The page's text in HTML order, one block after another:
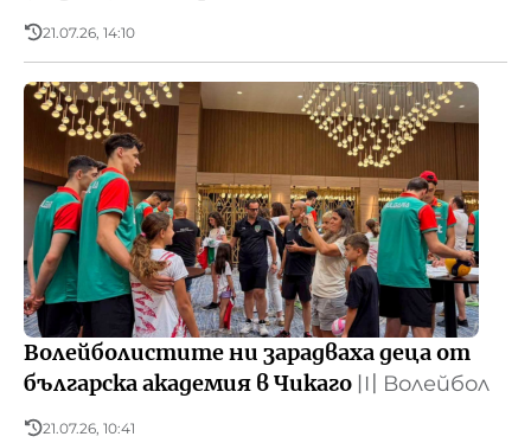
21.07.26, 14:10
Волейболистите ни зарадваха деца от
българска академия в Чикаго 〣 Волейбол
21.07.26, 10:41